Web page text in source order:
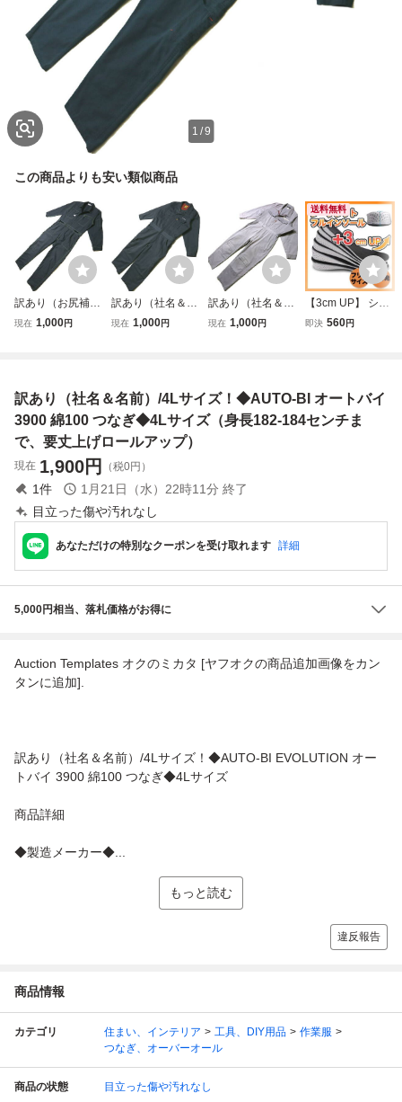
1 /9
この商品よりも安い類似商品
訳あり（お尻補修
1）/夏用3L！◆A
（身長178-180セ
ンチ位、股下78）
現在 1,000円
訳あり（社名＆裾
裂傷）/4Lサイ
（身長174センチ
まで、股下60.5）
現在 1,000円
訳あり（社名＆名
前）/ゆったり3L
長178-180センチ
位、股下72.5）
現在 1,000円
送料無料
【3cm UP】 シー
クレットインソー
即決 560円
訳あり（社名＆名前）/4Lサイズ！◆AUTO-BI オートバイ
3900 綿100 つなぎ◆4Lサイズ（身長182-184センチま
で、要丈上げロールアップ）
現在 1,900円 （税0円）
1件 1月21日（水）22時11分 終了
目立った傷や汚れなし
あなただけの特別なクーポンを受け取れます 詳細
5,000円相当、落札価格がお得に
Auction Templates オクのミカタ [ヤフオクの商品追加画像をカン
タンに追加].
訳あり（社名＆名前）/4Lサイズ！◆AUTO-BI EVOLUTION オー
トバイ 3900 綿100 つなぎ◆4Lサイズ
商品詳細
◆製造メーカー◆...
もっと読む
違反報告
商品情報
カテゴリ 住まい、インテリア 工具、DIY用品
作業服
つなぎ、オーバーオール
商品の状態 目立った傷や汚れなし